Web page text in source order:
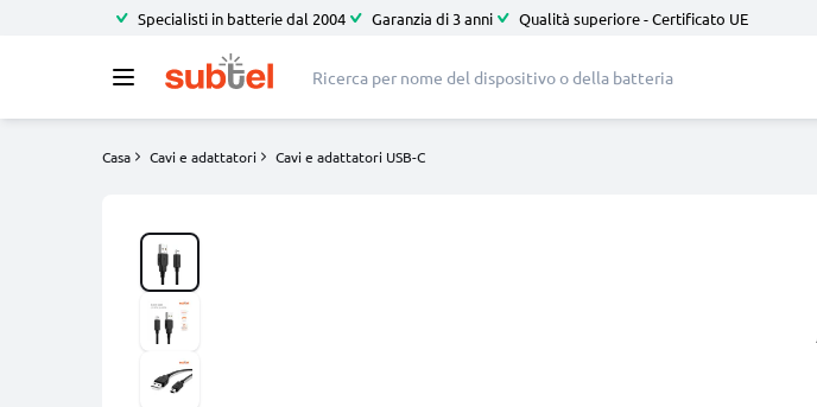
Specialisti in batterie dal 2004 Garanzia di 3 anni Qualità superiore - Certificato UE
Casa Cavi e adattatori Cavi e adattatori USB-C